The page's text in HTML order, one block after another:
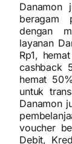
Danamon
beragam
dengan
layanan
Rp1,
cashback
hemat
untuk
Danamon
voucher
Debit,